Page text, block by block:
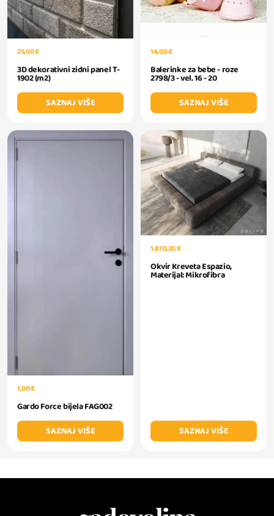
25,00 €
3D dekorativni zidni panel T-
1902 (m2)
SAZNAJ VIŠE
14,00 €
Balerinke za bebe - roze
2798/3 - vel. 16 - 20
SAZNAJ VIŠE
1,00 €
Gardo Force bijela FAG002
SAZNAJ VIŠE
1.870,20 €
Okvir Kreveta Espazio,
Materijal: Mikrofibra
SAZNAJ VIŠE